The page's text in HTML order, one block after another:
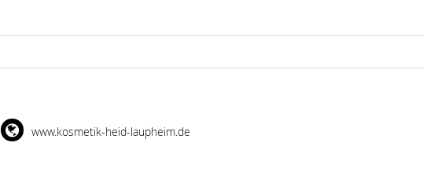
www.kosmetik-heid-laupheim.de